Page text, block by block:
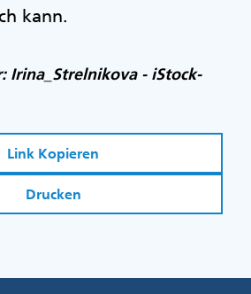
kann.
Irina_Strelnikova - iStock-
Link Kopieren
Drucken